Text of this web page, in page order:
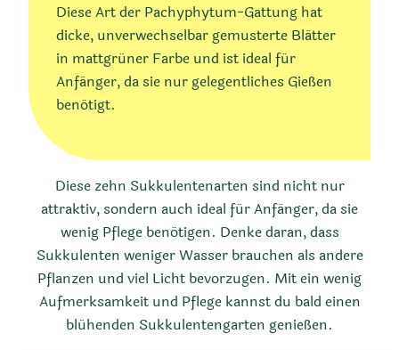
Diese Art der Pachyphytum-Gattung hat
dicke, unverwechselbar gemusterte Blätter
in mattgrüner Farbe und ist ideal für
Anfänger, da sie nur gelegentliches Gießen
benötigt.
Diese zehn Sukkulentenarten sind nicht nur
attraktiv, sondern auch ideal für Anfänger, da sie
wenig Pflege benötigen. Denke daran, dass
Sukkulenten weniger Wasser brauchen als andere
Pflanzen und viel Licht bevorzugen. Mit ein wenig
Aufmerksamkeit und Pflege kannst du bald einen
blühenden Sukkulentengarten genießen.